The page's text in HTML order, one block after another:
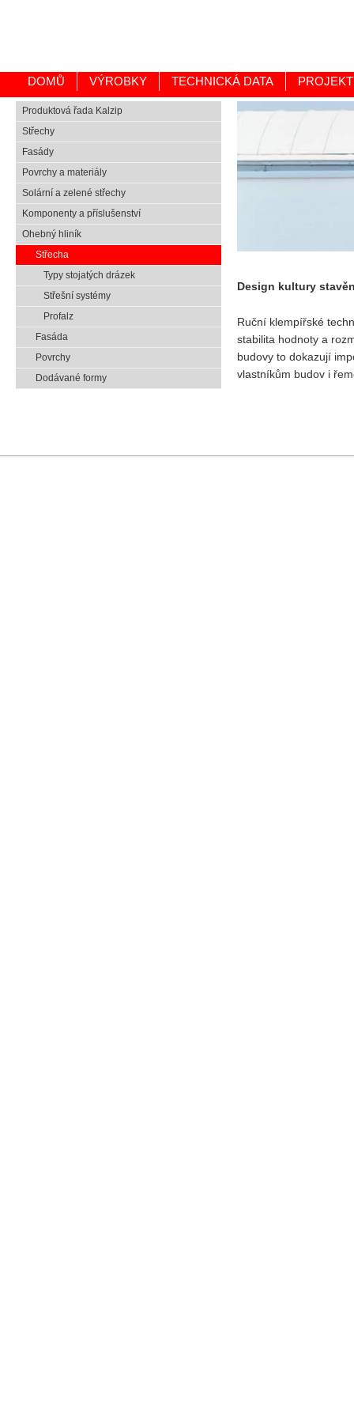
DOMŮ VÝROBKY TECHNICKÁ DATA
Produktová řada Kalzip
Střechy
Fasády
Povrchy a materiály
Solární a zelené střechy
Komponenty a příslušenství
Ohebný hliník
Střecha
Typy stojatých drázek
Střešní systémy
Profalz
Fasáda
Povrchy
Dodávané formy
Design kultury
Ruční klempířské
stabilita hodnoty a
budovy to dokazují
vlastníkům budov i